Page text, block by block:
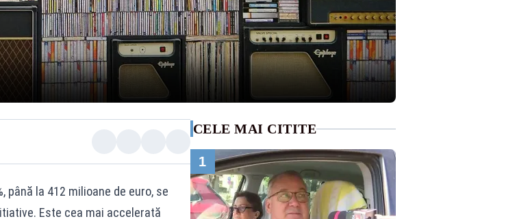
până la 412 milioane de euro, se
Este cea mai accelerată
CELE MAI CITITE
1